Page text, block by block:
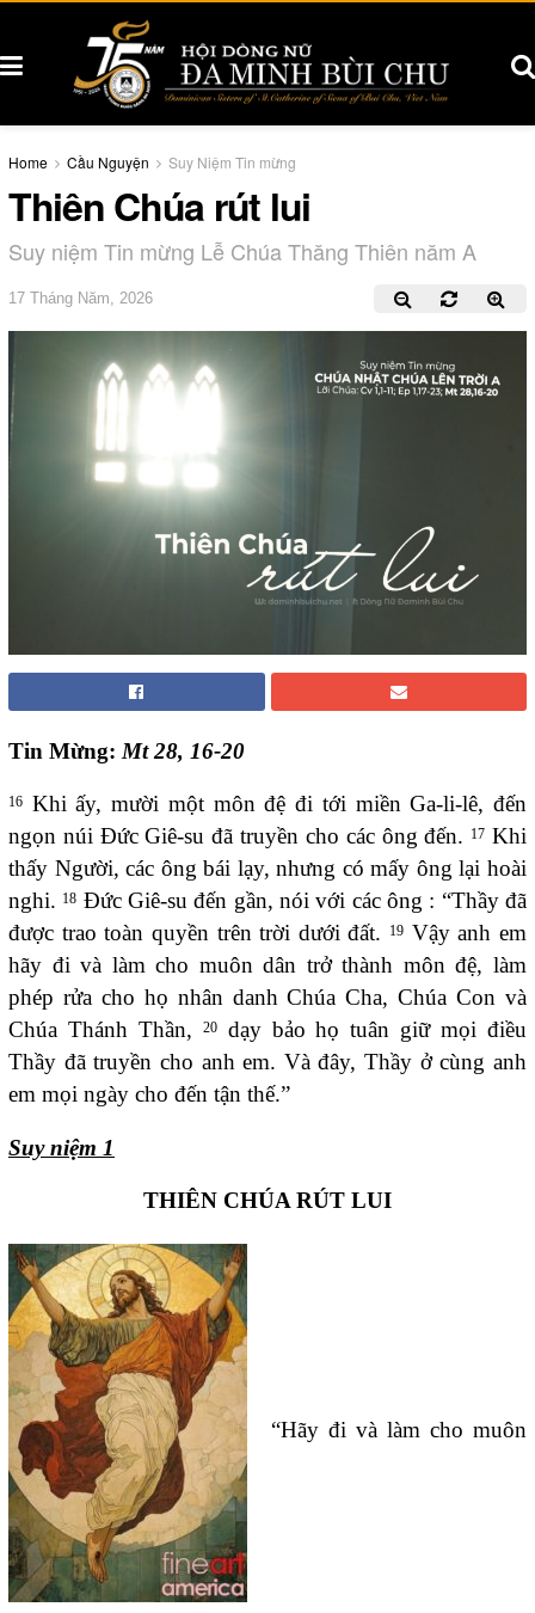
Home Cầu Nguyện Suy Niệm Tin mừng
Thiên Chúa rút lui
Suy niệm Tin mừng Lễ Chúa Thăng Thiên năm A
17 Tháng Năm, 2026
Tin Mừng: Mt 28, 16-20
16
Khi ấy, mười một môn đệ đi tới miền Ga-li-lê, đến
ngọn núi Đức Giê-su đã truyền cho các ông đến.
17 Khi
thấy Người, các ông bái lạy, nhưng có mấy ông lại hoài
nghi. 18 Đức Giê-su đến gần, nói với các ông : “Thầy đã
được trao toàn quyền trên trời dưới đất.
19 Vậy anh em
hãy đi và làm cho muôn dân trở thành môn đệ, làm
phép rửa cho họ nhân danh Chúa Cha, Chúa Con và
Chúa Thánh Thần,
20dạy bảo họ tuân giữ mọi điều
Thầy đã truyền cho anh em. Và đây, Thầy ở cùng anh
em mọi ngày cho đến tận thế.”
Suy niệm 1
THIÊN CHÚA RÚT LUI
“Hãy đi và làm cho muôn